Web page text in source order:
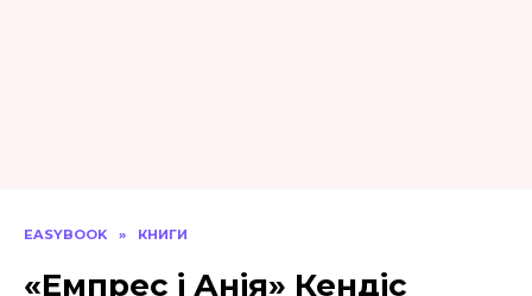
EASYBOOK » КНИГИ
«Емпрес і Анія» Кендіс